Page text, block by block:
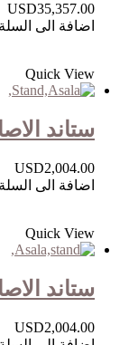
USD35,357.00
اضافة الى السلة
Quick View
ستاند
USD2,004.00
اضافة الى السلة
Quick View
ستاند
USD2,004.00